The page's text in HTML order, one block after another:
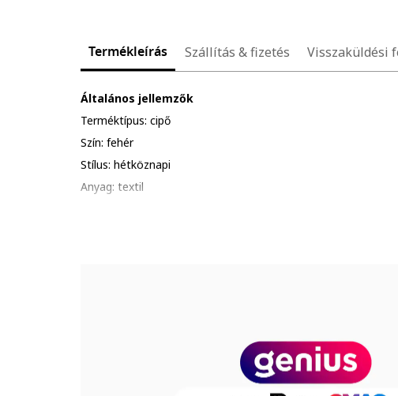
Termékleírás Szállítás & fizetés Visszaküldési
Általános jellemzők
Terméktípus: cipő
Szín: fehér
Stílus: hétköznapi
Anyag: textil